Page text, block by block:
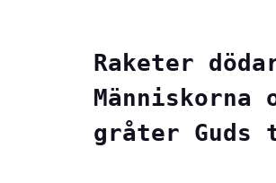
Raketer
Människorna
gråter Guds